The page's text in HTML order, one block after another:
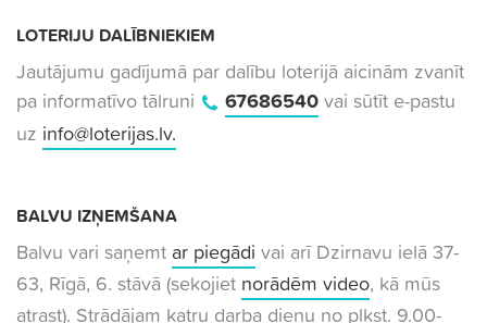
LOTERIJU DALĪBNIEKIEM
Jautājumu gadījumā par dalību loterijā aicinām zvanīt
pa informatīvo tālruni
67686540vai sūtīt e-pastu
uz info@loterijas.lv.
BALVU IZŅEMŠANA
Balvu vari saņemt ar piegādi vai arī Dzirnavu ielā 37-
63, Rīgā, 6. stāvā (sekojiet norādēm video, kā mūs
atrast). Strādājam katru darba dienu no plkst. 9.00-